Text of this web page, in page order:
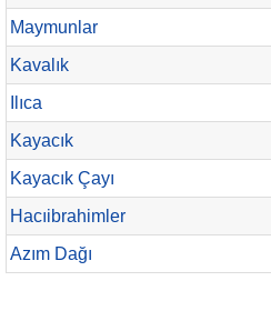
Maymunlar
Kavalık
Ilıca
Kayacık
Kayacık Çayı
Hacıibrahimler
Azım Dağı